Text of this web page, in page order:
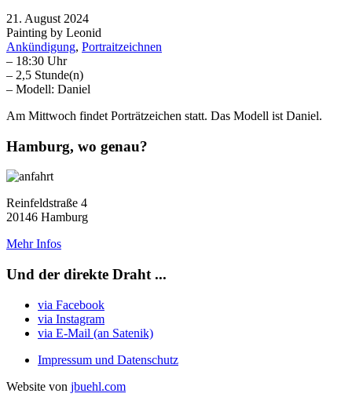
21. August 2024
Painting by Leonid
Ankündigung, Portraitzeichnen
– 18:30 Uhr
– 2,5 Stunde(n)
– Modell: Daniel
Am Mittwoch findet Porträtzeichen statt. Das Modell ist Daniel.
Hamburg, wo genau?
Reinfeldstraße 4
20146 Hamburg
Mehr Infos
Und der direkte Draht ...
via Facebook
via Instagram
via E-Mail (an Satenik)
Impressum und Datenschutz
Website von jbuehl.com